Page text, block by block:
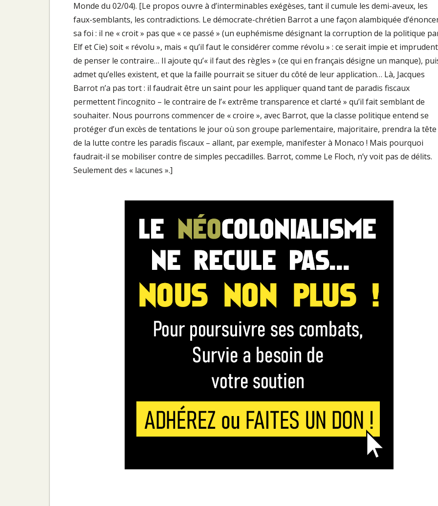
Monde du 02/04). [Le propos ouvre à d’interminables exégèses, tant il cumule les demi-aveux, les
faux-semblants, les contradictions. Le démocrate-chrétien Barrot a une façon alambiquée
sa foi : il ne « croit » pas que « ce passé » (un euphémisme désignant la corruption de la politique
Elf et Cie) soit « révolu », mais « qu’il faut le considérer comme révolu » : ce serait impie et imprudent
de penser le contraire… Il ajoute qu’« il faut des règles » (ce qui en français désigne un manque),
admet qu’elles existent, et que la faille pourrait se situer du côté de leur application… Là, Jacques
Barrot n’a pas tort : il faudrait être un saint pour les appliquer quand tant de paradis fiscaux
permettent l’incognito – le contraire de l’« extrême transparence et clarté » qu’il fait semblant de
souhaiter. Nous pourrons commencer de « croire », avec Barrot, que la classe politique entend se
protéger d’un excès de tentations le jour où son groupe parlementaire, majoritaire, prendra la tête
de la lutte contre les paradis fiscaux – allant, par exemple, manifester à Monaco ! Mais pourquoi
faudrait-il se mobiliser contre de simples peccadilles. Barrot, comme Le Floch, n’y voit pas de délits.
Seulement des « lacunes ».]